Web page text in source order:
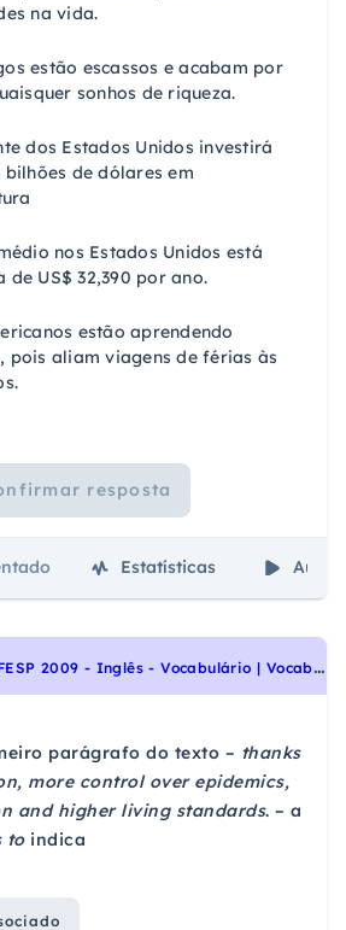
na vida.
estão escassos e acabam por
sonhos de riqueza.
dos Estados Unidos investirá
bilhões de dólares em
nos Estados Unidos está
de US$ 32,390 por ano.
estão aprendendo
pois aliam viagens de férias às
resposta
Estatísticas Aulas
U
NIFESP 2009 - Inglês - Vocabulário | Vocabulary
parágrafo do texto – thanks
more control over epidemics,
and higher living standards. – a
to indica